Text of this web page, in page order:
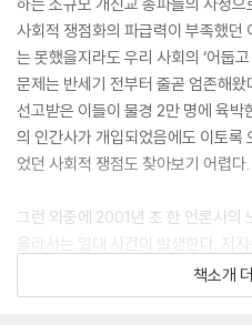
사회적 쟁점화의 파급력이 부족했던
는 못했을지라도 우리 사회의 ‘어둡
문제는 반세기 전부터 줄곧 엄존해
선고받은 이들이 물경 2만 명에 육
의 인간사가 개입되었음에도 이토록
었던 사회적 쟁점도 찾아보기 어렵다.
그런 와중에 2001년 초 한 언론사의
올라서는 일대 사건이 발생한다. 저
무서운 기세의 후폭풍을 몰고 와 양
로운 시대’가 열리게 되었다고 적는
책소개